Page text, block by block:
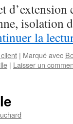
en
isolation
la
| Marqué avec
| Laisser un